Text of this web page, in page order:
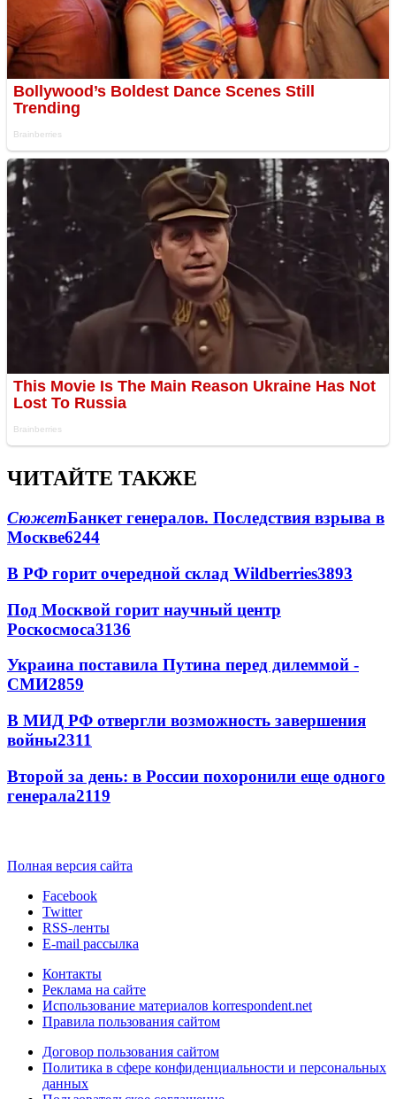
ЧИТАЙТЕ ТАКЖЕ
СюжетБанкет генералов. Последствия взрыва в
Москве6244
В РФ горит очередной склад Wildberries3893
Под Москвой горит научный центр
Роскосмоса3136
Украина поставила Путина перед дилеммой -
СМИ2859
В МИД РФ отвергли возможность завершения
войны2311
Второй за день: в России похоронили еще одного
генерала2119
Полная версия сайта
Facebook
Twitter
RSS-ленты
E-mail рассылка
Контакты
Реклама на сайте
Использование материалов korrespondent.net
Правила пользования сайтом
Договор пользования сайтом
Политика в сфере конфиденциальности и персональных
данных